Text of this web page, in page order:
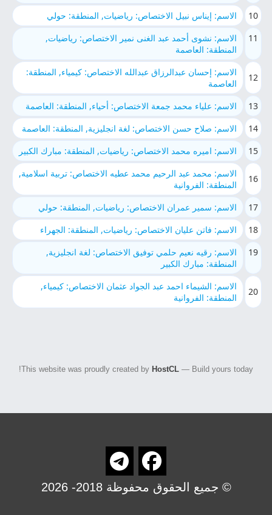
10
الاسم: إيناس نبيل الاختصاص: رياضيات, المنطقة: حولي
11
الاسم: نشوى أحمد عبد الغنى نمير الاختصاص: رياضيات,
المنطقة: العاصمة
12
الاسم: إحسان عبدالرزاق عبدالله الاختصاص: كيمياء, المنطقة:
العاصمة
13
الاسم: علياء محمد جمعة الاختصاص: أحياء, المنطقة: العاصمة
14
الاسم: صلاح حسن الاختصاص: لغة انجليزية, المنطقة: العاصمة
15
الاسم: اميره محمد الاختصاص: رياضيات, المنطقة: مبارك الكبير
16
الاسم: محمد عبد الرحيم محمد عطيه الاختصاص: تربية اسلامية,
المنطقة: الفروانية
17
الاسم: سمير عمران الاختصاص: رياضيات, المنطقة: حولي
18
الاسم: فاتن عليان الاختصاص: رياضيات, المنطقة: الجهراء
19
الاسم: رقيه نعيم حلمي توفيق الاختصاص: لغة انجليزية,
المنطقة: مبارك الكبير
20
الاسم: الشيماء احمد عبد الجواد عثمان الاختصاص: كيمياء,
المنطقة: الفروانية
This website was proudly created by HostCL — Build yours today!
© جميع الحقوق محفوظة 2018- 2026